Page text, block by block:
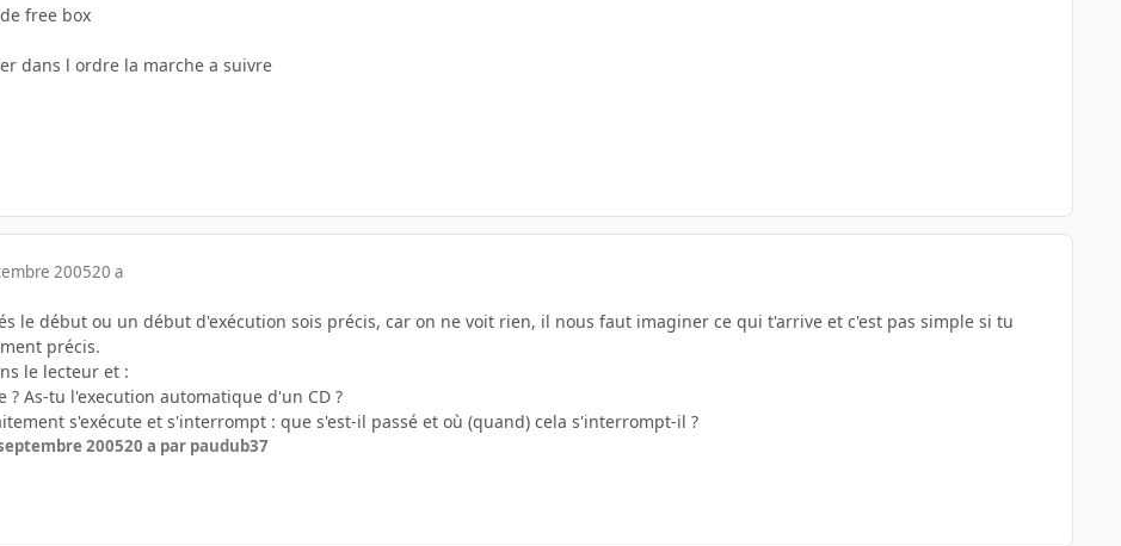
free box
dans l ordre la marche a suivre
200520 a
le début ou un début d'exécution sois précis, car on ne voit rien, il nous faut imaginer ce qui t'arrive et c'est pas simple si tu
précis.
le lecteur et :
? As-tu l'execution automatique d'un CD ?
s'exécute et s'interrompt : que s'est-il passé et où (quand) cela s'interrompt-il ?
200520 a par paudub37